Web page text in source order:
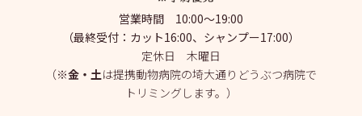
2025年4月
(1)
2025年3月(2)
2025年2月(4)
営業時間 10:00～19:00
（最終受付：カット16:00、シャンプー17:00）
定休日 木曜日
（※金・土は提携動物病院の埼大通りどうぶつ病院で
トリミングします。）